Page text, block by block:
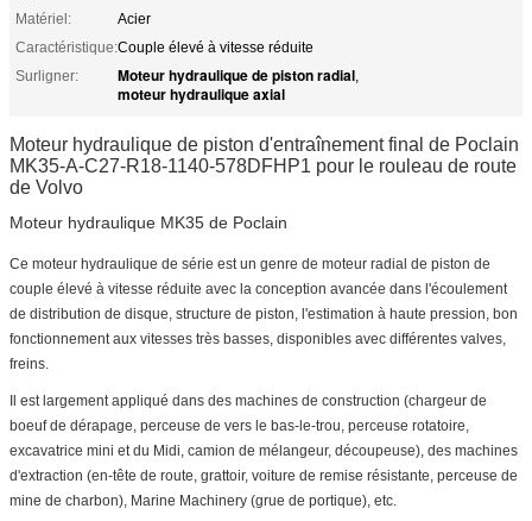
Matériel:
Acier
Caractéristique:Couple élevé à vitesse réduite
Surligner:
Moteur hydraulique de piston radial,
moteur hydraulique axial
Moteur hydraulique de piston d'entraînement final de Poclain
MK35-A-C27-R18-1140-578DFHP1 pour le rouleau de route
de Volvo
Moteur hydraulique MK35 de Poclain
Ce moteur hydraulique de série est un genre de moteur radial de piston de
couple élevé à vitesse réduite avec la conception avancée dans l'écoulement
de distribution de disque, structure de piston, l'estimation à haute pression, bon
fonctionnement aux vitesses très basses, disponibles avec différentes valves,
freins.
Il est largement appliqué dans des machines de construction (chargeur de
boeuf de dérapage, perceuse de vers le bas-le-trou, perceuse rotatoire,
excavatrice mini et du Midi, camion de mélangeur, découpeuse), des machines
d'extraction (en-tête de route, grattoir, voiture de remise résistante, perceuse de
mine de charbon), Marine Machinery (grue de portique), etc.